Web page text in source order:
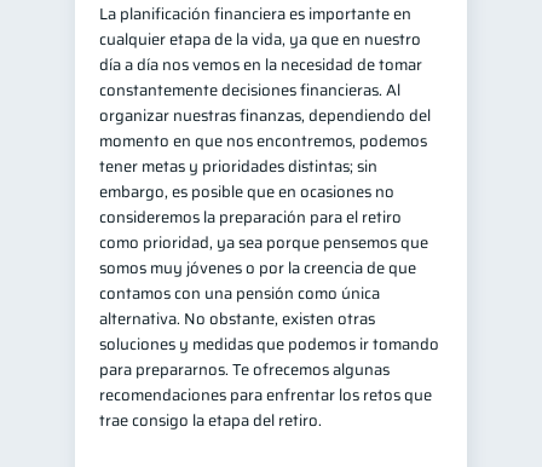
Finanzas para mujeres 20
Seguridad financiera 13
Salud financiera 12
Productos financieros 11
Organización Financiera
Deudas 10
Entidad financiera
Préstamos 8 Ahorro 8
Consejos
Tarjeta de crédito 6
Historial crediticio 6
La planificación financiera es importante en
cualquier etapa de la vida, ya que en nuestro
día a día nos vemos en la necesidad de tomar
constantemente decisiones financieras. Al
organizar nuestras finanzas, dependiendo del
momento en que nos encontremos, podemos
tener metas y prioridades distintas; sin
embargo, es posible que en ocasiones no
consideremos la preparación para el retiro
como prioridad, ya sea porque pensemos que
somos muy jóvenes o por la creencia de que
contamos con una pensión como única
alternativa. No obstante, existen otras
soluciones y medidas que podemos ir tomando
para prepararnos. Te ofrecemos algunas
recomendaciones para enfrentar los retos que
trae consigo la etapa del retiro.